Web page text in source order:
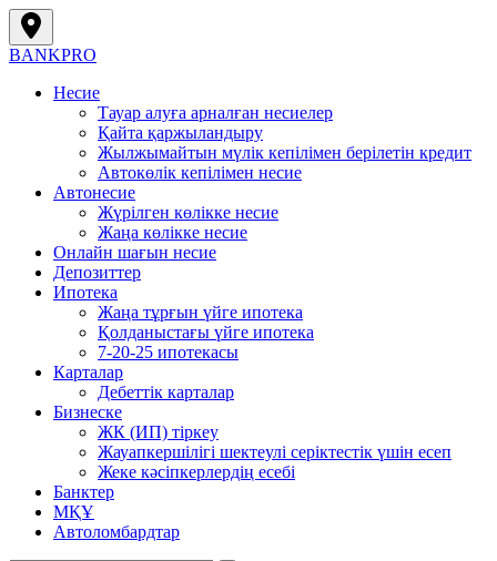
BANKPRO
Несие
Тауар алуға арналған несиелер
Қайта қаржыландыру
Жылжымайтын мүлік кепілімен берілетін кредит
Автокөлік кепілімен несие
Автонесие
Жүрілген көлікке несие
Жаңа көлікке несие
Онлайн шағын несие
Депозиттер
Ипотека
Жаңа тұрғын үйге ипотека
Қолданыстағы үйге ипотека
7-20-25 ипотекасы
Карталар
Дебеттік карталар
Бизнеске
ЖК (ИП) тіркеу
Жауапкершілігі шектеулі серіктестік үшін есеп
Жеке кәсіпкерлердің есебі
Банктер
МҚҰ
Автоломбардтар